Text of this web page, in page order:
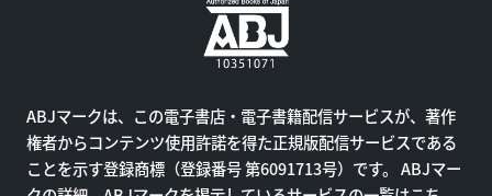
ABJマークは、この電子書店・電子書籍配信サービスが、著作
権者からコンテンツ使用許諾を得た正規版配信サービスである
ことを示す登録商標（登録番号 第6091713号）です。 ABJマー